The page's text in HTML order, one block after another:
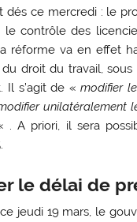
dés ce mercredi : le
contrôle des
réforme va en effet
droit du travail,
Il s’agit de «modifier
unilatéralement
. A priori, il sera
le délai de
jeudi 19 mars, le